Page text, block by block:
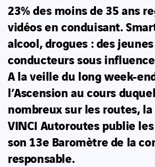
23% des moins de 35 ans
vidéos en conduisant.
alcool, drogues : des jeunes
conducteurs sous
A la veille du long week-
l’Ascension au cours
nombreux sur les routes,
VINCI Autoroutes publie
son 13e Baromètre de la
responsable.